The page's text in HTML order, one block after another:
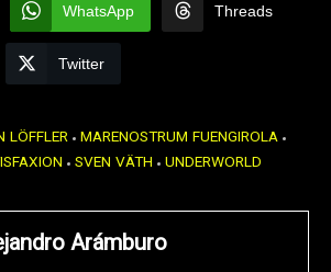
WhatsApp Threads
Twitter
LÖFFLER MARENOSTRUM FUENGIROLA
SVEN VÄTH UNDERWORLD
Arámburo